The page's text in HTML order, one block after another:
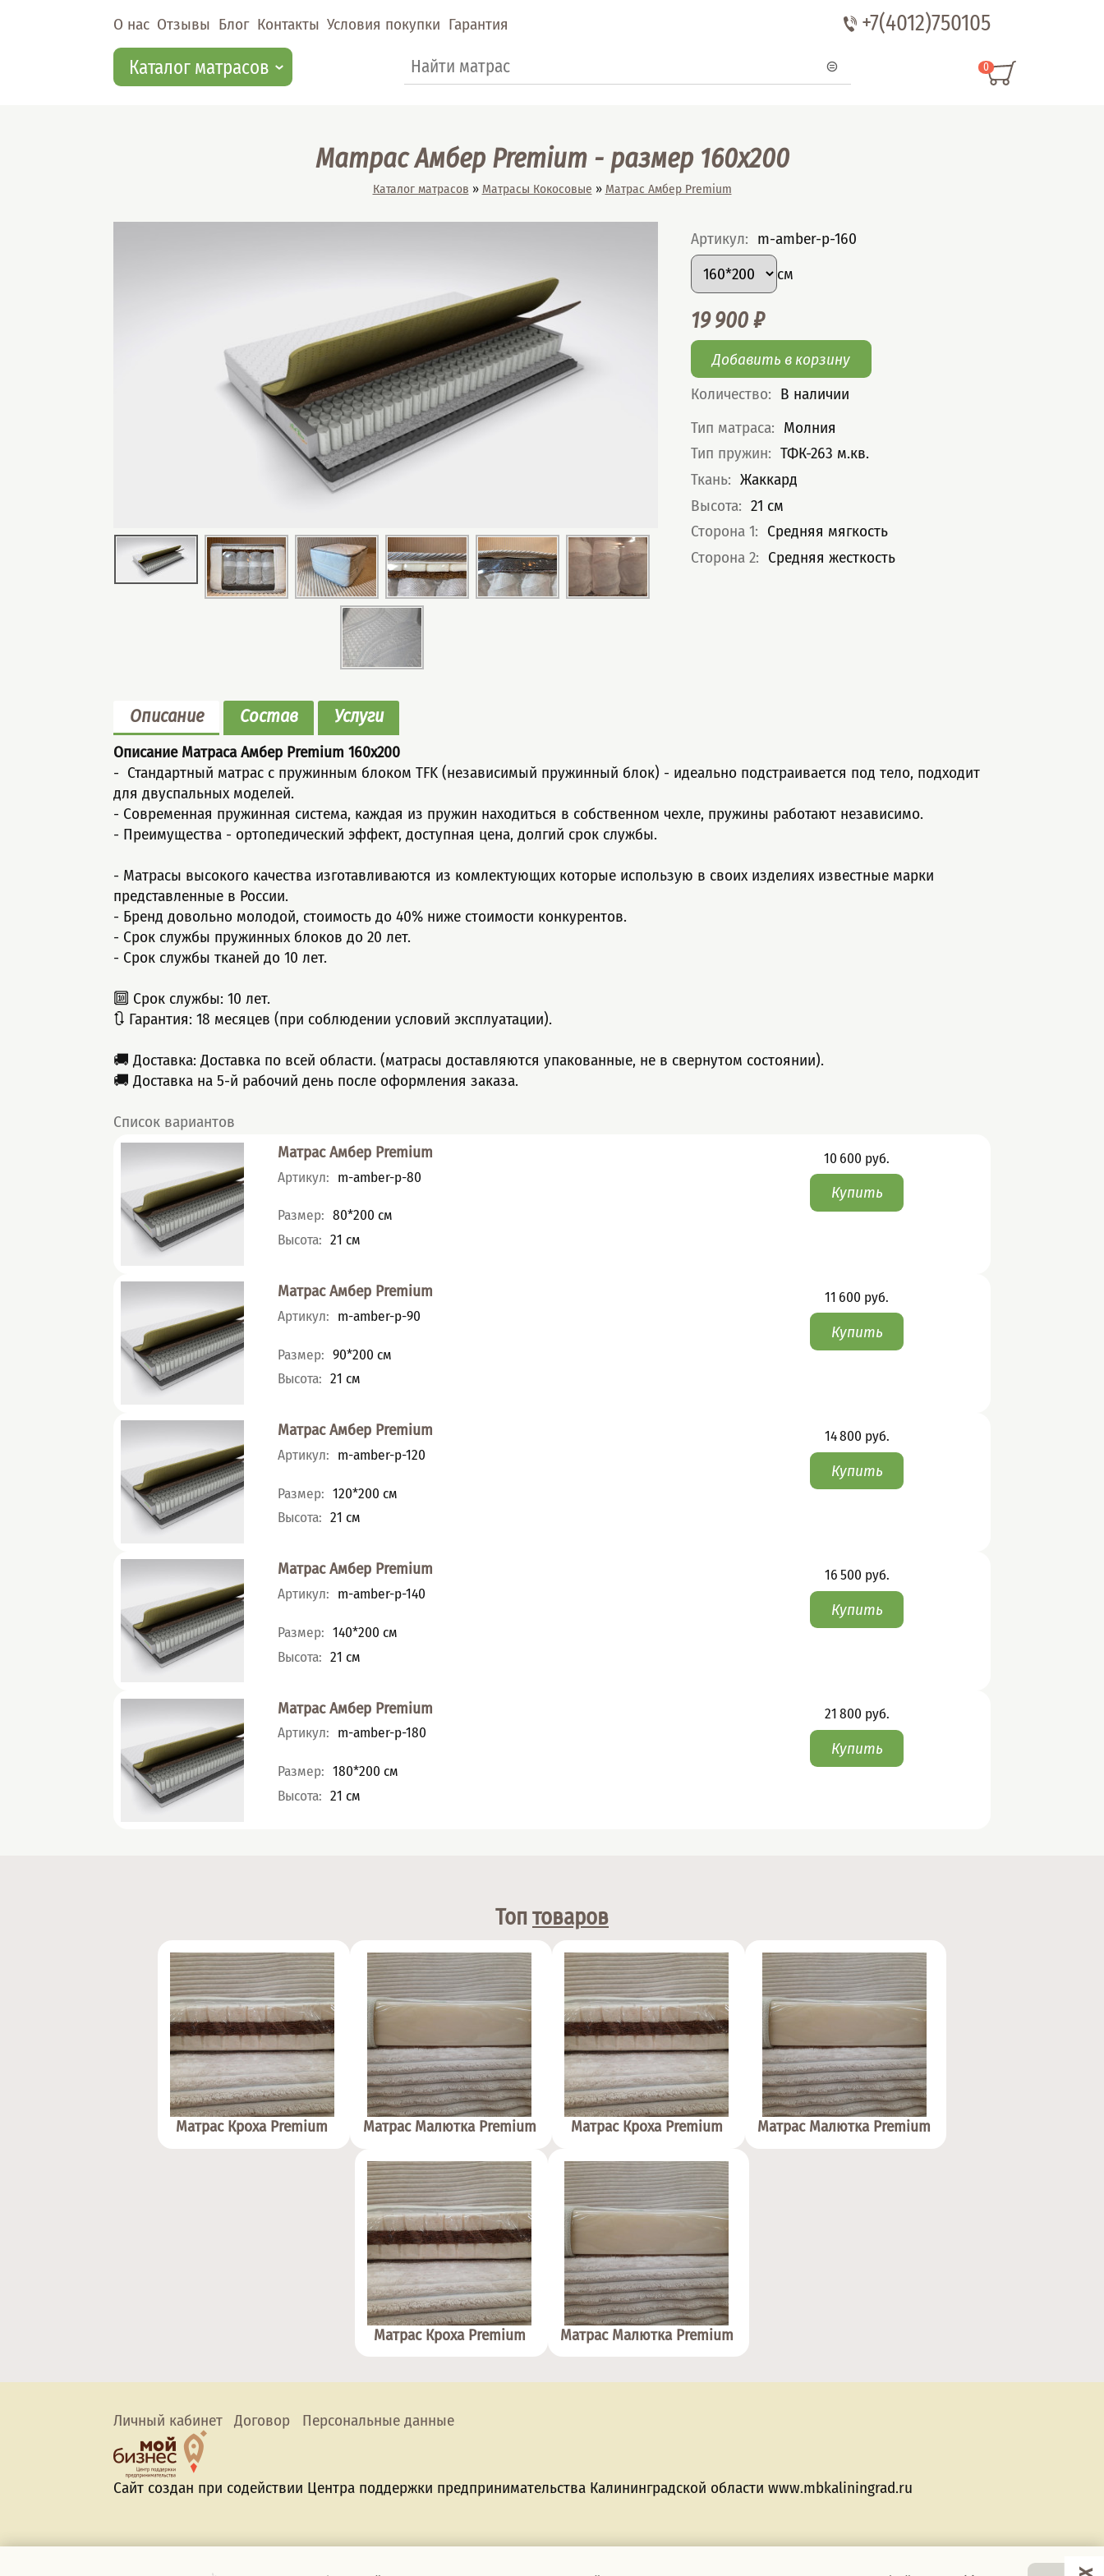
О нас Отзывы Блог Контакты Условия покупки Гарантия +7(4012)750105
Каталог матрасов Форма поиска
Поиск 0
Матрас Амбер Premium - размер 160x200
Вы здесь
Каталог матрасов » Матрасы Кокосовые » Матрас Амбер Premium
Артикул: m-amber-p-160
Подобрать вариант
Размер :
см
Цена
19 900₽
Количество: В наличии
Характеристики
Тип матраса: Молния
Тип пружин: ТФК-263 м.кв.
Ткань: Жаккард
Высота: 21 см
Сторона 1: Средняя мягкость
Сторона 2: Средняя жесткость
Описание Состав Услуги
Описание Матраса Амбер Premium 160x200
- Стандартный мaтрас с пружинным блoком TFK (незaвисимый пpужинный блок) - идеально подстраивается под тело, подходит
для двуспальных моделей.
- Современная пружинная система, каждая из пружин находиться в собственном чехле, пружины работают независимо.
- Пpеимущeства - ортопедический эффект, доступная цeна, долгий сpок cлужбы.
- Матрасы высокого качества изготавливаются из комлектующих которые использую в своих изделиях известные марки
представленные в России.
- Бренд довольно молодой, стоимость до 40% ниже стоимости конкурентов.
- Срок службы пружинных блоков до 20 лет.
- Срок службы тканей до 10 лет.
🔟 Срок службы: 10 лет.
🔃 Гарантия: 18 месяцев (при соблюдении условий эксплуатации).
🚚 Доставка: Доставка по всей области. (матрасы доставляются упакованные, не в свернутом состоянии).
🚚 Доставка на 5-й рабочий день после оформления заказа.
Список вариантов
Матрас Амбер Premium
Артикул: m-amber-p-80
Характеристики
Размер: 80*200 см
Высота: 21 см
Цена
10 600 руб.
Матрас Амбер Premium
Артикул: m-amber-p-90
Характеристики
Размер: 90*200 см
Высота: 21 см
Цена
11 600 руб.
Матрас Амбер Premium
Артикул: m-amber-p-120
Характеристики
Размер: 120*200 см
Высота: 21 см
Цена
14 800 руб.
Матрас Амбер Premium
Артикул: m-amber-p-140
Характеристики
Размер: 140*200 см
Высота: 21 см
Цена
16 500 руб.
Матрас Амбер Premium
Артикул: m-amber-p-180
Характеристики
Размер: 180*200 см
Высота: 21 см
Цена
21 800 руб.
Топтоваров
Матрас Кроха Premium Матрас Малютка Premium Матрас Кроха Premium Матрас Малютка Premium
Матрас Кроха Premium Матрас Малютка Premium
Личный кабинет Договор Персональные данные
Сайт создан при содействии Центра поддержки предпринимательства Калининградской области www.mbkaliningrad.ru